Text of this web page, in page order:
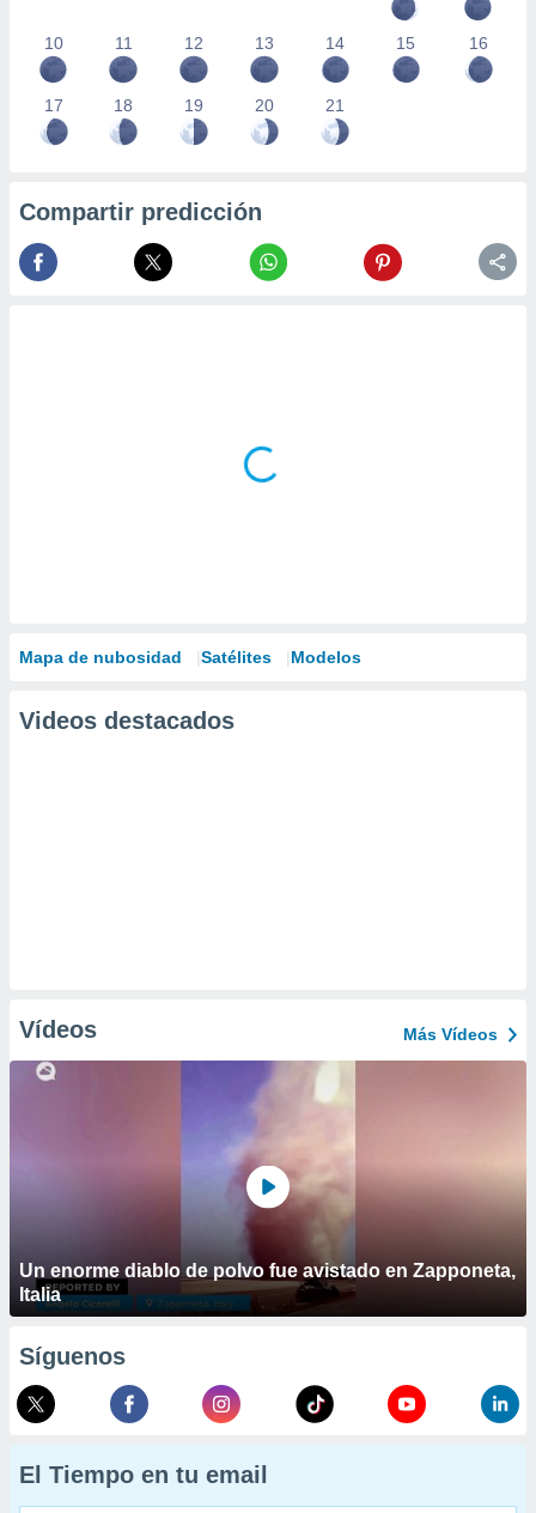
10 11 12 13 14 15 16
17 18 19 20 21
Compartir predicción
Mapa de nubosidad Satélites Modelos
Videos destacados
Vídeos Más Vídeos
Un enorme diablo de polvo fue avistado en Zapponeta,
Italia
Síguenos
El Tiempo en tu email